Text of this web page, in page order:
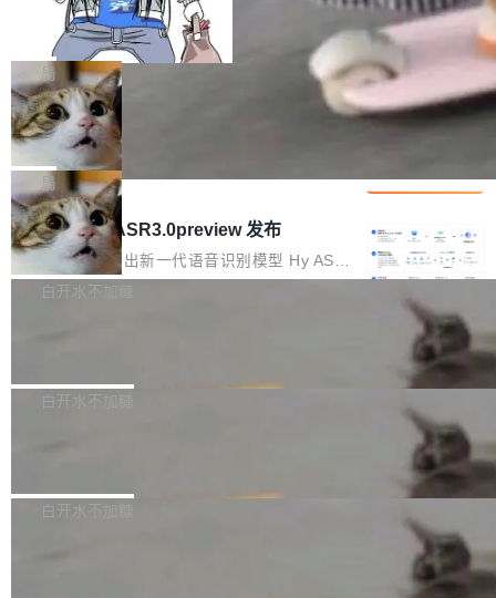
b 安装 支持 Java 8+（8~26）、macOS / Linu
x / Windows / Harmony PC。 # macOS / Linu
x / Harmony PC curl -fsSL https://solon.noea
r.org/solon...
个文件，其规模远超单次模型调用可承载的上下
文窗口。随着项目规模的持续扩张与代码历史的
不断累积，代码仓中的模块关系、接口契约、业
务逻辑等关键信息往往分散于数十乃至数百个文
件之中，形成高度复杂的知识关联网络。传统的
代码检索手段（如关键词匹配、目录遍历）仅能
在语法层面完成文本定位，难以触及代码的语义
内涵与结构关联，导致开发者使用代码智能体在
理解大规模代码仓时面临显著"代码仓理解"瓶
颈。 代码仓深度理解服务（以下简称" CodeBas
e深度理解服务"）是华为云码道（CodeA...
一条“删库”命令跑 17 小时，算法工程
师删光 89TB 数据只为干私活
最高人民检察院8月4日公布了一起案件：北京一
名90后算法工程师王某，为了给自己接的私活腾
服务器空间，删光了公司AI游戏部门的全部核心
数据。 王某2024年1月入职东城区某科技公司AI
短剧部门，有互联网大厂背景。在公司内部架构
调整期间，部门三次通知全员将数据从A集群迁
移到B集群，王某都回复了"收到"。 他没有迁移
数据。2024年9月3日下午4点，他使用此前登录
的账号密码进入A集群，输入了一条被程序员圈
称为"删库跑路"的命令——最高管理员权限、无
自研的多个文生3D和...
局
Cloudflare 分享推理优化实践：KV ca
che 量化 + 权重压缩，吞吐量提升 4
1%，成本降 30%
Kimi 和 GLM 是当前最强的大模型系列之一，但
它们有一个共同的问题：太吃显存了。月之暗面
的 Kimi K 系列和智谱的 GLM 都是长上下文、M
oE 架构的大模型，好用到让人上瘾，但 GPU 显
存永远不够用。 Cloudflare 的 Workers AI 团队
一直在跑这些模型的推理。他们在官方博客上发
整性保护。效果是：吞吐量提升 41%，每 token
局
腾讯混元 Hy ASR3.0preview 发布
腾讯混元正式推出新一代语音识别模型 Hy ASR
3.0preview。基于最新一代大语言模型 Hy3 的
让语音识别不再只是听清，而是真正听懂。通过
w 不要求标准普通话，方言识别覆盖粤语、吴语
白开水不加糖
新和少量网页兼容性修复版本。 Changes/fixe
容提供的字体时出现的几个问题 为避免音频加
白开水不加糖
发布的 Release Notes，他利用 AI 工具（如 Co
白开水不加糖